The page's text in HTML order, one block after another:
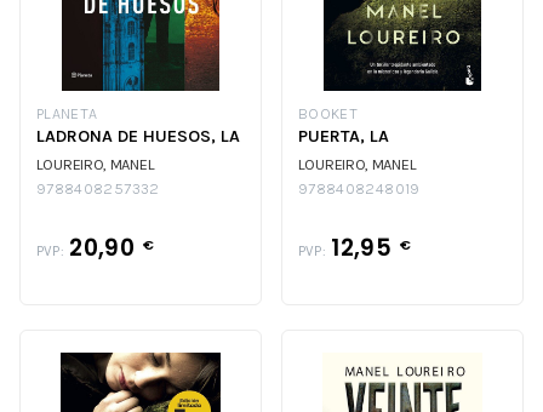
PLANETA
LADRONA DE HUESOS, LA
LOUREIRO, MANEL
9788408257332
PVP: 20,90 €
BOOKET
PUERTA, LA
LOUREIRO, MANEL
9788408248019
PVP: 12,95 €